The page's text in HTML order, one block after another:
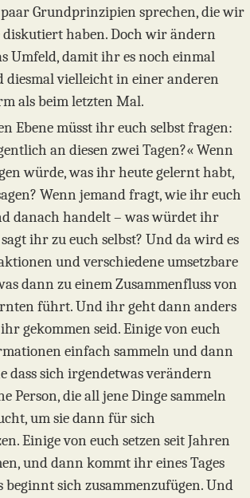
Grundprinzipien sprechen, die wir
diskutiert haben. Doch wir ändern
Umfeld, damit ihr es noch einmal
vielleicht in einer anderen
als beim letzten Mal.
Ebene müsst ihr euch selbst fragen:
an diesen zwei Tagen?« Wenn
würde, was ihr heute gelernt habt,
Wenn jemand fragt, wie ihr euch
danach handelt – was würdet ihr
ihr zu euch selbst? Und da wird es
und verschiedene umsetzbare
dann zu einem Zusammenfluss von
führt. Und ihr geht dann anders
gekommen seid. Einige von euch
einfach sammeln und dann
dass sich irgendetwas verändern
Person, die all jene Dinge sammeln
um sie dann für sich
Einige von euch setzen seit Jahren
und dann kommt ihr eines Tages
sich zusammenzufügen. Und